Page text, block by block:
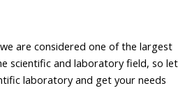
are considered one of the largest
scientific and laboratory field, so let
laboratory and get your needs